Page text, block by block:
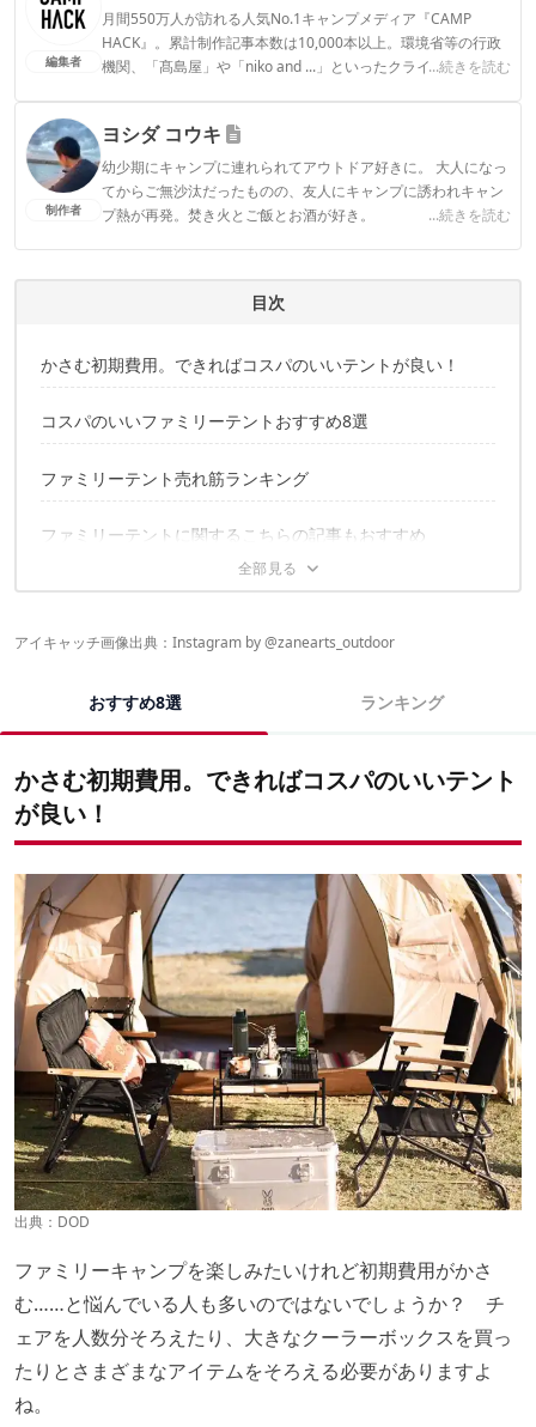
編集者
月間550万人が訪れる人気No.1キャンプメディア『CAMP
HACK』。累計制作記事本数は10,000本以上。環境省等の行政
機関、「髙島屋」や「niko and ...」といったクライアントとの
...続きを読む
CAMP HACK編集部のプロフィール
制作者
ヨシダ コウキ
幼少期にキャンプに連れられてアウトドア好きに。 大人になっ
てからご無沙汰だったものの、友人にキャンプに誘われキャン
プ熱が再発。焚き火とご飯とお酒が好き。
...続きを読む
ヨシダ コウキのプロフィール
目次
かさむ初期費用。できればコスパのいいテントが良い！
コスパのいいファミリーテントおすすめ8選
ファミリーテント売れ筋ランキング
ファミリーテントに関するこちらの記事もおすすめ
アイキャッチ画像出典：Instagram by @zanearts_outdoor
おすすめ8選 ランキング
かさむ初期費用。できればコスパのいいテント
が良い！
出典： DOD
ファミリーキャンプを楽しみたいけれど初期費用がかさ
む……と悩んでいる人も多いのではないでしょうか？ チ
ェアを人数分そろえたり、大きなクーラーボックスを買っ
たりとさまざまなアイテムをそろえる必要がありますよ
ね。